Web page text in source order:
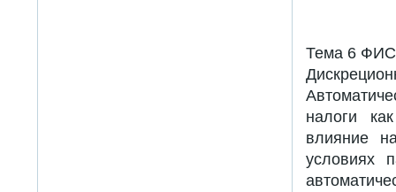
Тема 6
налоги
влияние
условиях